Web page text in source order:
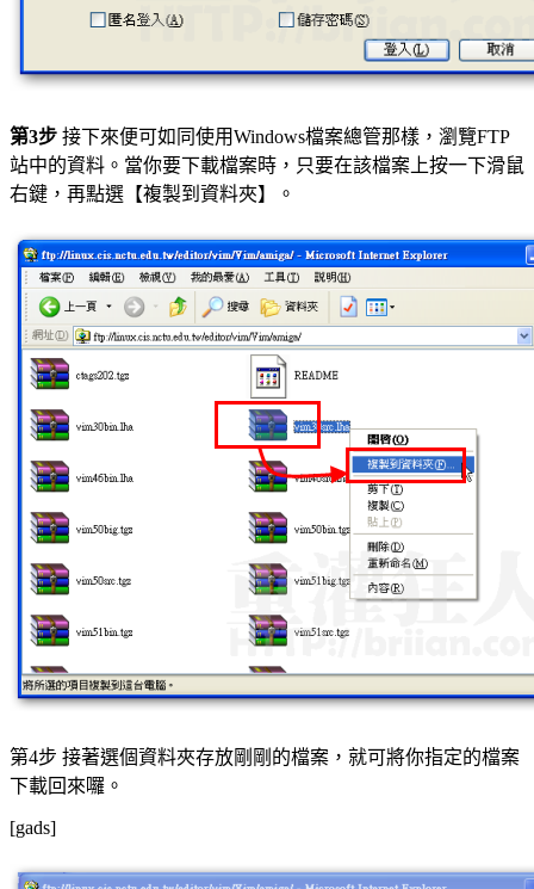
第3步 接下來便可如同使用Windows檔案總管那樣，瀏覽FTP
站中的資料。當你要下載檔案時，只要在該檔案上按一下滑鼠
右鍵，再點選【複製到資料夾】。
第4步 接著選個資料夾存放剛剛的檔案，就可將你指定的檔案
下載回來囉。
[gads]